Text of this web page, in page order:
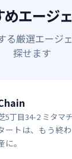
めエージ
る厳選エージ
探せます
5丁目34-2 ミタマ
ートは、もう終
。